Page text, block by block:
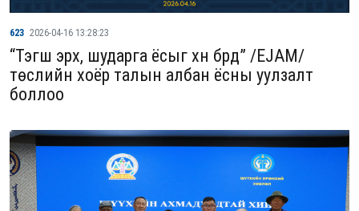
623 2026-04-16 13:28:23
“Тэгш эрх, шударга ёсыг хүн бүрд” /EJAM/
төслийн хоёр талын албан ёсны уулзалт
боллоо